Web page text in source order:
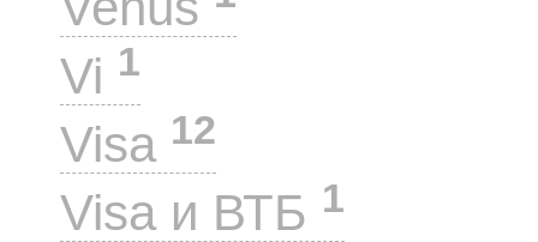
Vi 1
Visa 12
Visa и ВТБ 1